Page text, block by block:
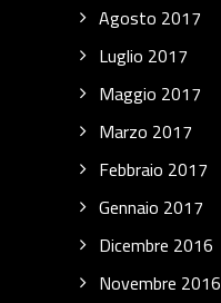
Agosto 2017
Luglio 2017
Maggio 2017
Marzo 2017
Febbraio 2017
Gennaio 2017
Dicembre 2016
Novembre 2016